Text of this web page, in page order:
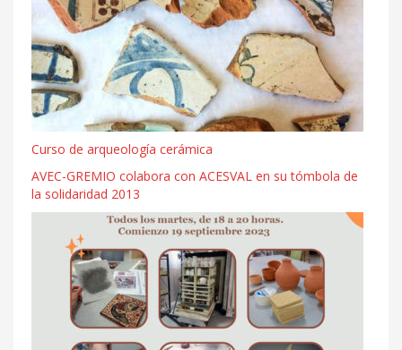
Curso de arqueología cerámica
AVEC-GREMIO colabora con ACESVAL en su tómbola de
la solidaridad 2013